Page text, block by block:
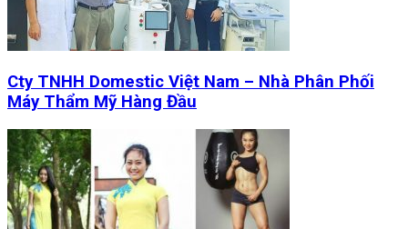
Cty TNHH Domestic Việt Nam – Nhà Phân Phối
Máy Thẩm Mỹ Hàng Đầu